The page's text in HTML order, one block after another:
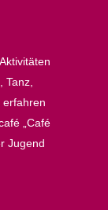
Tanz,
„Café
Jugend